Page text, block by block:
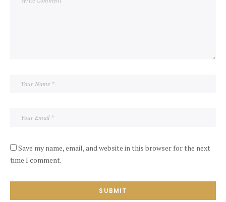
Save my name, email, and website in this browser for the next
time I comment.
SUBMIT